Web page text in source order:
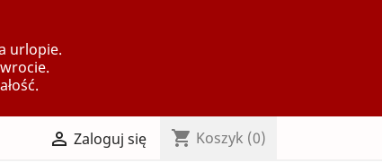
urlopie.
 Zaloguj się shopping_cart Koszyk (0)